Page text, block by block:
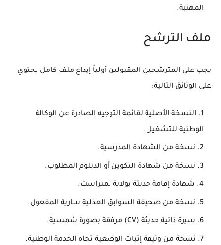
المهنية.
ملف الترشح
يجب على المترشحين المقبولين أولياً إيداع ملف كامل يحتوي
على الوثائق التالية:
النسخة الأصلية لقائمة التوجيه الصادرة عن الوكالة
الوطنية للتشغيل.
نسخة من الشهادة المدرسية.
نسخة من شهادة التكوين أو الدبلوم المطلوب.
شهادة إقامة حديثة بولاية تمنراست.
نسخة من صحيفة السوابق العدلية سارية المفعول.
سيرة ذاتية حديثة (CV) مرفقة بصورة شمسية.
نسخة من وثيقة إثبات الوضعية تجاه الخدمة الوطنية.